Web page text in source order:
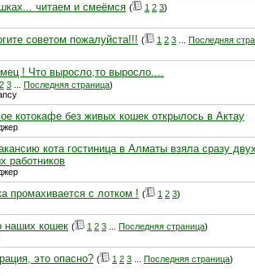
читаем и смеёмся ( 1 2 3)
советом пожалуйста!!! ( 1 2 3
Последняя
! Что выросло,то выросло....
2 3 Последняя страница)
котокафе без живых кошек открылось в Актау
кота гостиница в Алматы взяла сразу
работников
промахивается с лотком ! ( 1 2 3)
наших кошек ( 1 2 3 Последняя страница)
это опасно? ( 1 2 3 Последняя страница)